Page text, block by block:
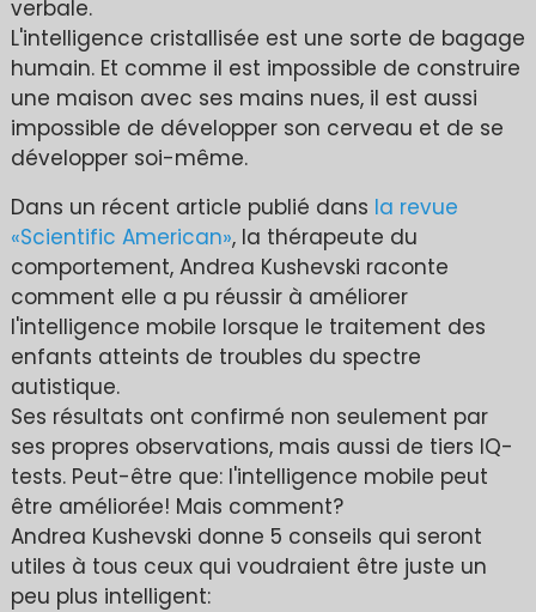
verbale.
L'intelligence cristallisée est une sorte de bagage
humain. Et comme il est impossible de construire
une maison avec ses mains nues, il est aussi
impossible de développer son cerveau et de se
développer soi-même.
Dans un récent article publié dans la revue
«Scientific American», la thérapeute du
comportement, Andrea Kushevski raconte
comment elle a pu réussir à améliorer
l'intelligence mobile lorsque le traitement des
enfants atteints de troubles du spectre
autistique.
Ses résultats ont confirmé non seulement par
ses propres observations, mais aussi de tiers IQ-
tests. Peut-être que: l'intelligence mobile peut
être améliorée! Mais comment?
Andrea Kushevski donne 5 conseils qui seront
utiles à tous ceux qui voudraient être juste un
peu plus intelligent: